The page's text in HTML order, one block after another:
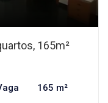
165m²
165 m²